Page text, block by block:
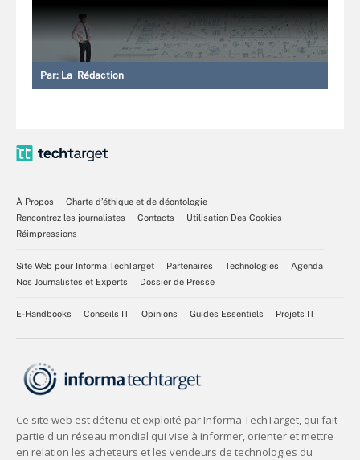
Par: La Rédaction
À Propos
Charte d’éthique et de déontologie
Rencontrez les journalistes
Contacts
Utilisation Des Cookies
Réimpressions
Site Web pour Informa TechTarget Partenaires Technologies
Agenda
Nos Journalistes et Experts
Dossier de Presse
E-Handbooks Conseils IT Opinions Guides Essentiels Projets IT